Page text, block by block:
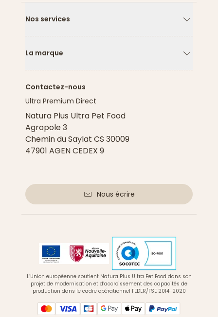
Nos services
La marque
Contactez-nous
Ultra Premium Direct
Natura Plus Ultra Pet Food
Agropole 3
Chemin du Saylat CS 30009
47901 AGEN CEDEX 9
Nous écrire
L’Union européenne soutient Natura Plus Ultra Pet Food dans son
projet de modernisation et d’accroissement des capacités de
production dans le cadre opérationnel FEDER/FSE 2014-2020